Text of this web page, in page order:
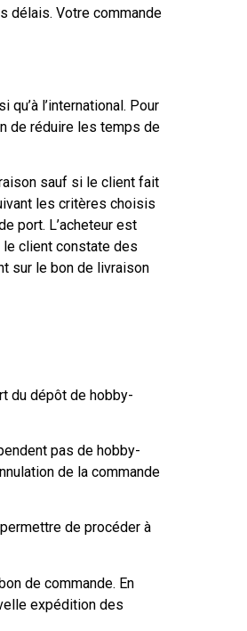
délais. Votre commande
l’international. Pour
de réduire les temps de
sauf si le client fait
les critères choisis
port. L’acheteur est
le client constate des
sur le bon de livraison
du dépôt de hobby-
pas de hobby-
de la commande
de procéder à
de commande. En
expédition des